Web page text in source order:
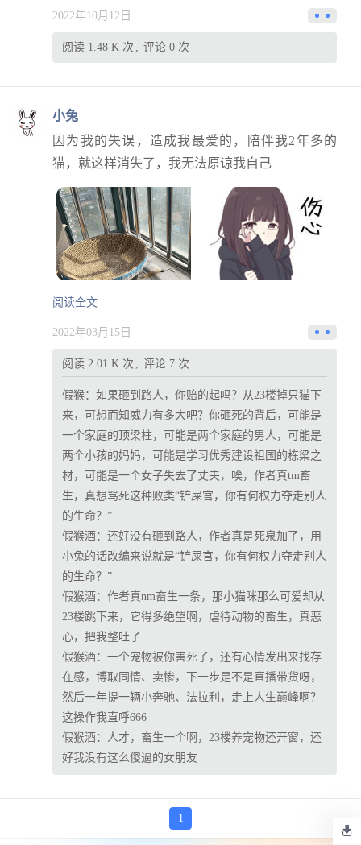
2022年10月12日
阅读 1.48 K 次 评论 0 次
小兔
因为我的失误，造成我最爱的，陪伴我2年多的
猫，就这样消失了，我无法原谅我自己
阅读全文
2022年03月15日
阅读 2.01 K 次 评论 7 次
假猴： 如果砸到路人，你赔的起吗？从23楼掉只猫下
来，可想而知威力有多大吧？你砸死的背后，可能是
一个家庭的顶梁柱，可能是两个家庭的男人，可能是
两个小孩的妈妈，可能是学习优秀建设祖国的栋梁之
材，可能是一个女子失去了丈夫，唉，作者真tm畜
生，真想骂死这种败类“铲屎官，你有何权力夺走别人
的生命？”
假猴酒： 还好没有砸到路人，作者真是死泉加了，用
小兔的话改编来说就是“铲屎官，你有何权力夺走别人
的生命？”
假猴酒： 作者真nm畜生一条，那小猫咪那么可爱却从
23楼跳下来，它得多绝望啊，虐待动物的畜生，真恶
心，把我整吐了
假猴酒： 一个宠物被你害死了，还有心情发出来找存
在感，博取同情、卖惨，下一步是不是直播带货呀，
然后一年提一辆小奔驰、法拉利，走上人生巅峰啊？
这操作我直呼666
假猴酒： 人才，畜生一个啊，23楼养宠物还开窗，还
好我没有这么傻逼的女朋友
1